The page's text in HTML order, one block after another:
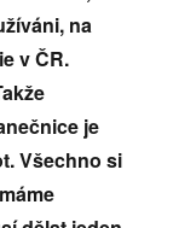
na
v ČR.
je
Všechno si